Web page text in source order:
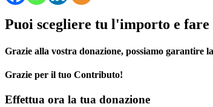
Puoi scegliere tu l'importo e
Grazie alla vostra donazione, possiamo
Grazie per il tuo Contributo!
Effettua ora la tua donazione